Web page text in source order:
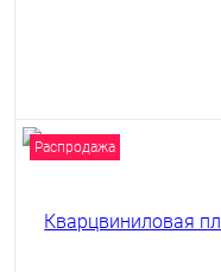
Распродажа